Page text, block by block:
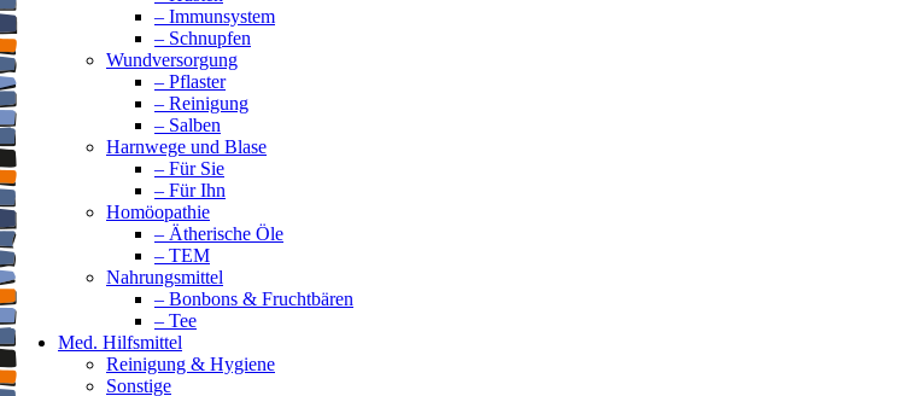
– Immunsystem
– Schnupfen
Wundversorgung
– Pflaster
– Reinigung
– Salben
Harnwege und Blase
– Für Sie
– Für Ihn
Homöopathie
– Ätherische Öle
– TEM
Nahrungsmittel
– Bonbons & Fruchtbären
– Tee
Med. Hilfsmittel
Reinigung & Hygiene
Sonstige